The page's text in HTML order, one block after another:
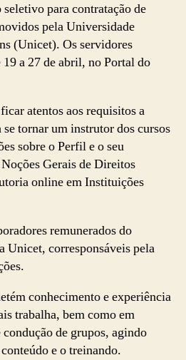
para contratação de
pela Universidade
(Unicet). Os servidores
a 27 de abril, no Portal do
atentos aos requisitos a
tornar um instrutor dos cursos
sobre o Perfil e o seu
Gerais de Direitos
online em Instituições
remunerados do
Unicet, corresponsáveis pela
conhecimento e experiência
trabalha, bem como em
de grupos, agindo
e o treinando.